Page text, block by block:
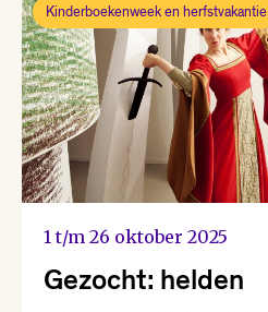
Kinderboekenweek en herfstvakantie
1 t/m 26 oktober 2025
Gezocht: helden